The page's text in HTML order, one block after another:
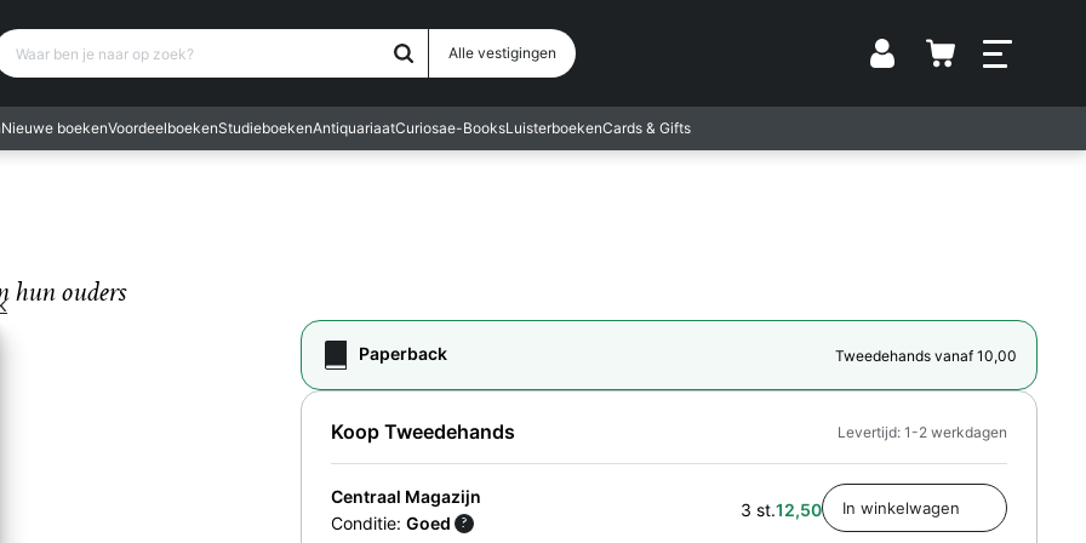
Alle vestigingen Vestiging
ben je naar op zoek?
Nieuwe boekenVoordeelboekenStudieboekenAntiquariaatCuriosae-BooksLuisterboekenCards & Gifts
hun ouders
Paperback Tweedehands vanaf 10,00
Koop Tweedehands
Centraal Magazijn
Conditie: Goed ?
3 st.12,50
Levertijd: 1-2 werkdagen